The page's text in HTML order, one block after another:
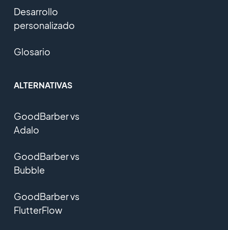
Desarrollo
personalizado
Glosario
ALTERNATIVAS
GoodBarber vs
Adalo
GoodBarber vs
Bubble
GoodBarber vs
FlutterFlow